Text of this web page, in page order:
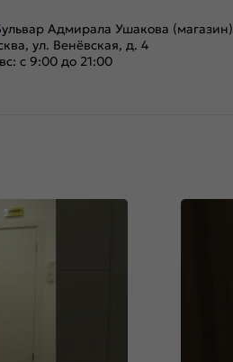
Адмирала Ушакова (магазин)
ул. Венёвская, д. 4
с 9:00 до 21:00